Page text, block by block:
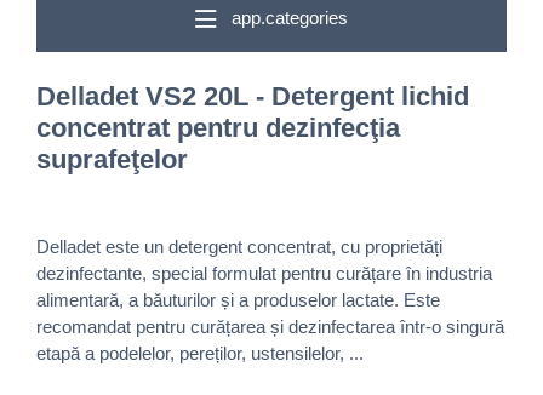
app.categories
Delladet VS2 20L - Detergent lichid
concentrat pentru dezinfecţia
suprafeţelor
Delladet este un detergent concentrat, cu proprietăți
dezinfectante, special formulat pentru curățare în industria
alimentară, a băuturilor și a produselor lactate. Este
recomandat pentru curățarea și dezinfectarea într-o singură
etapă a podelelor, pereților, ustensilelor, ...